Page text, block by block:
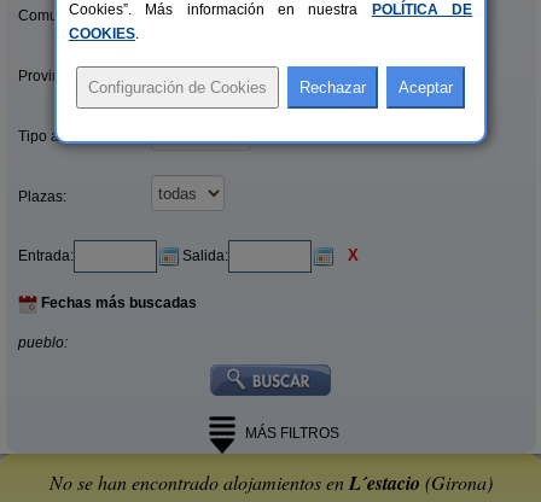
Comunidades:
Provincias/Islas:
Tipo alquiler:
Plazas:
Entrada: Salida: X
Fechas más buscadas
pueblo:
MÁS FILTROS
No se han encontrado alojamientos enL´estacio (Girona)
Cookies”. Más información en nuestra
POLÍTICA DE
COOKIES.